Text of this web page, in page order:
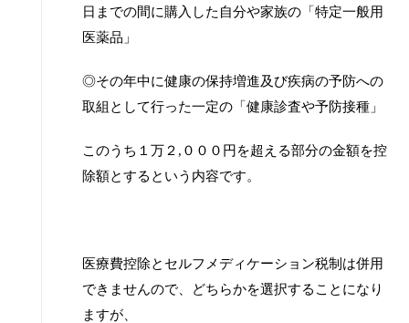
日までの間に購入した自分や家族の「特定一般用
医薬品」
◎その年中に健康の保持増進及び疾病の予防への
取組として行った一定の「健康診査や予防接種」
このうち１万２ , ０００円を超える部分の金額を控
除額とするという内容です。
医療費控除とセルフメディケーション税制は併用
できませんので、どちらかを選択することになり
ますが、